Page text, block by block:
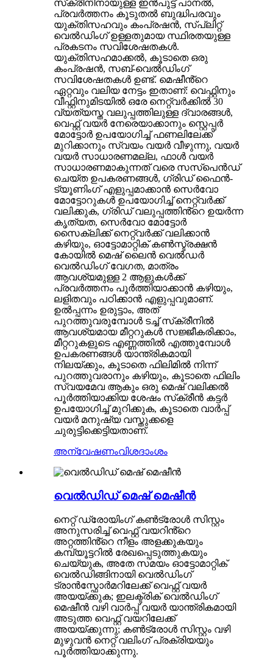
സ്‌ക്രീനിനായുള്ള ഇൻപുട്ട് പാനൽ,
പ്രവർത്തനം കൂടുതൽ ബുദ്ധിപരവും
യുക്തിസഹവും കംപ്രഷൻ, സ്പ്ലിറ്റ്
വെൽഡിംഗ് ഉള്ളതുമായ സ്ഥിരതയുള്ള
പ്രകടനം സവിശേഷതകൾ.
യുക്തിസഹമാക്കൽ, കൂടാതെ ഒരു
കംപ്രഷൻ, സബ്-വെൽഡിംഗ്
സവിശേഷതകൾ ഉണ്ട്. മെഷീൻ്റെ
ഏറ്റവും വലിയ നേട്ടം ഇതാണ്: വെഫ്റ്റിനും
വീഫ്റ്റിനുമിടയിൽ ഒരേ നെറ്റ്‌വർക്കിൽ 30
വ്യത്യസ്ത വലുപ്പത്തിലുള്ള ദ്വാരങ്ങൾ,
വെഫ്റ്റ് വയർ നേരെയാക്കാനും സ്റ്റെപ്പർ
മോട്ടോർ ഉപയോഗിച്ച് ഫണലിലേക്ക്
മുറിക്കാനും സ്വയം വയർ വീഴുന്നു, വയർ
വയർ സാധാരണമല്ല, ഫാൾ വയർ
സാധാരണമാകുന്നത് വരെ സസ്പെൻഡ്
ചെയ്ത ഉപകരണങ്ങൾ, ഗ്രിഡ് ഫൈൻ-
ട്യൂണിംഗ് എളുപ്പമാക്കാൻ സെർവോ
മോട്ടോറുകൾ ഉപയോഗിച്ച് നെറ്റ്‌വർക്ക്
വലിക്കുക, ഗ്രിഡ് വലുപ്പത്തിൻ്റെ ഉയർന്ന
കൃത്യത, സെർവോ മോട്ടോർ
സൈക്ലിക്ക് നെറ്റ്‌വർക്ക് വലിക്കാൻ
കഴിയും, ഓട്ടോമാറ്റിക് കൺസ്ട്രക്ഷൻ
കോയിൽ മെഷ് ലൈൻ വെൽഡർ
വെൽഡിംഗ് വേഗത, മാത്രം
ആവശ്യമുള്ള 2 ആളുകൾക്ക്
പ്രവർത്തനം പൂർത്തിയാക്കാൻ കഴിയും,
ലളിതവും പഠിക്കാൻ എളുപ്പവുമാണ്.
ഉൽപ്പന്നം ഉരുട്ടാം, അത്
പുറത്തുവരുമ്പോൾ ടച്ച് സ്‌ക്രീനിൽ
ആവശ്യമായ മീറ്ററുകൾ സജ്ജീകരിക്കാം,
മീറ്ററുകളുടെ എണ്ണത്തിൽ എത്തുമ്പോൾ
ഉപകരണങ്ങൾ യാന്ത്രികമായി
നിലയ്ക്കും, കൂടാതെ ഫിലിമിൽ നിന്ന്
പുറത്തുവരാനും കഴിയും, കൂടാതെ ഫിലിം
സ്വയമേവ ആകും ഒരു മെഷ് വലിക്കൽ
പൂർത്തിയാക്കിയ ശേഷം സ്‌ക്രീൻ കട്ടർ
ഉപയോഗിച്ച് മുറിക്കുക, കൂടാതെ വാർപ്പ്
വയർ മനുഷ്യ വസ്തുക്കളെ
ചുരുട്ടിക്കെട്ടിയതാണ്.
അന്വേഷണംവിശദാംശം
വെൽഡിഡ് മെഷ് മെഷീൻ
നെറ്റ് ഡ്രോയിംഗ് കൺട്രോൾ സിസ്റ്റം
അനുസരിച്ച് വെഫ്റ്റ് വയറിൻ്റെ
അറ്റത്തിൻ്റെ നീളം അളക്കുകയും
കമ്പ്യൂട്ടറിൽ രേഖപ്പെടുത്തുകയും
ചെയ്യുക, അതേ സമയം ഓട്ടോമാറ്റിക്
വെൽഡിങ്ങിനായി വെൽഡിംഗ്
ട്രാൻസ്ഫോർമറിലേക്ക് വെഫ്റ്റ് വയർ
അയയ്ക്കുക; ഇലക്ട്രിക് വെൽഡിംഗ്
മെഷീൻ വഴി വാർപ്പ് വയർ യാന്ത്രികമായി
അടുത്ത വെഫ്റ്റ് വയറിലേക്ക്
അയയ്ക്കുന്നു; കൺട്രോൾ സിസ്റ്റം വഴി
മുഴുവൻ നെറ്റ് വലിംഗ് പ്രക്രിയയും
പൂർത്തിയാക്കുന്നു.